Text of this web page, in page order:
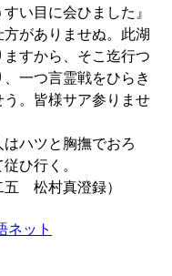
い目に会ひました』
方がありませぬ。此湖
すから、そこ迄行つ
一つ言霊戦をひらき
。皆様サア参りませ
ハツと胸撫でおろ
ひ行く。
五 松村真澄録）
ネット